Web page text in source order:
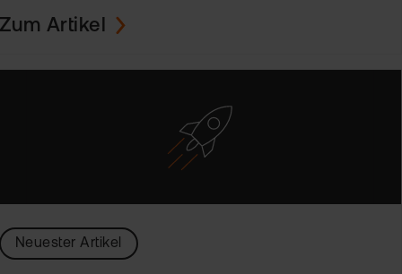
Zum Artikel
Neuester Artikel